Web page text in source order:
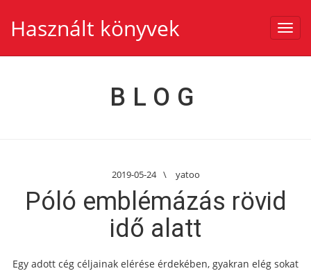
Használt könyvek
BLOG
2019-05-24 \ yatoo
Póló emblémázás rövid
idő alatt
Egy adott cég céljainak elérése érdekében, gyakran elég sokat